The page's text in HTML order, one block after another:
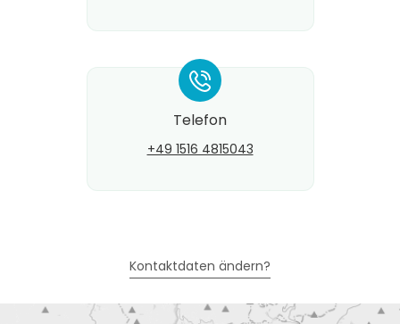
*
Telefon
+49 1516 4815043
Kontaktdaten ändern?